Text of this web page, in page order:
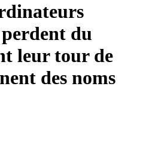
du
leur tour de
des noms